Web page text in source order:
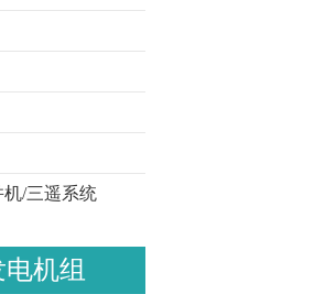
机/三遥系统
机组